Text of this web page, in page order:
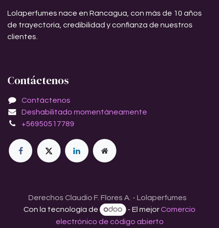
Lolaperfumes nace en Rancagua, con más de 10 años
de trayectoria, credibilidad y confianza de nuestros
clientes.
Contáctenos
Contáctenos
Deshabilitado momentáneamente
+56950517789
Derechos Claudio F. Flores A. - Lolaperfumes
Con la tecnología de
- El mejorComercio
electrónico de código abierto